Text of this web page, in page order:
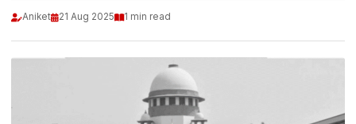
Aniket 21 Aug 2025 1 min read